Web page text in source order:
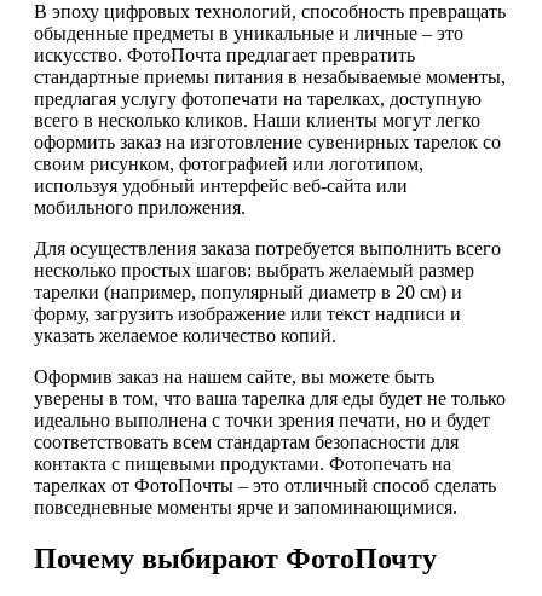
В эпоху цифровых технологий, способность превращать
обыденные предметы в уникальные и личные – это
искусство. ФотоПочта предлагает превратить
стандартные приемы питания в незабываемые моменты,
предлагая услугу фотопечати на тарелках, доступную
всего в несколько кликов. Наши клиенты могут легко
оформить заказ на изготовление сувенирных тарелок со
своим рисунком, фотографией или логотипом,
используя удобный интерфейс веб-сайта или
мобильного приложения.
Для осуществления заказа потребуется выполнить всего
несколько простых шагов: выбрать желаемый размер
тарелки (например, популярный диаметр в 20 см) и
форму, загрузить изображение или текст надписи и
указать желаемое количество копий.
Оформив заказ на нашем сайте, вы можете быть
уверены в том, что ваша тарелка для еды будет не только
идеально выполнена с точки зрения печати, но и будет
соответствовать всем стандартам безопасности для
контакта с пищевыми продуктами. Фотопечать на
тарелках от ФотоПочты – это отличный способ сделать
повседневные моменты ярче и запоминающимися.
Почему выбирают ФотоПочту